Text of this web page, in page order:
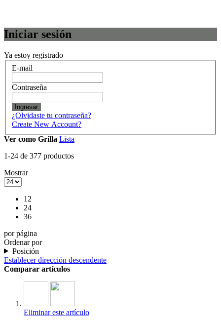
Iniciar sesión
Ya estoy registrado
E-mail
Contraseña
Ingresar
¿Olvidaste tu contraseña?
Create New Account?
Ver como Grilla Lista
1-24 de 377 productos
Mostrar
12
24
36
por página
Ordenar por
Posición
Establecer dirección descendente
Comparar artículos
Eliminar este artículo